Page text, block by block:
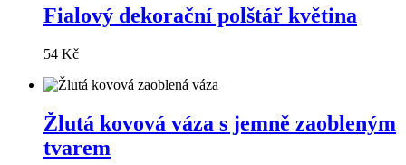
Fialový dekorační polštář květina
54 Kč
Žlutá kovová váza s jemně zaobleným
tvarem